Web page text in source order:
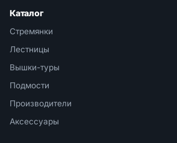
Каталог
Стремянки
Лестницы
Вышки-туры
Подмости
Производители
Аксессуары